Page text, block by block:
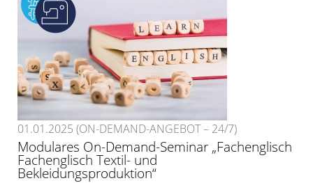
01.01.2025 (ON-DEMAND-ANGEBOT – 24/7)
Modulares On-Demand-Seminar „Fachenglisch
Fachenglisch Textil- und
Bekleidungsproduktion“